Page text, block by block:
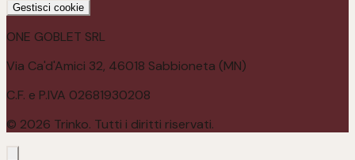
Gestisci cookie
ONE GOBLET SRL
Via Ca'd'Amici 32, 46018 Sabbioneta (MN)
C.F. e P.IVA 02681930208
© 2026 Trinko. Tutti i diritti riservati.